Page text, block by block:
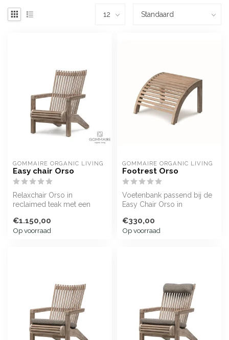
GOMMAIRE ORGANIC LIVING
Easy chair Orso
Relaxchair Orso in
reclaimed teak met een
€1.150,00
Op voorraad
GOMMAIRE ORGANIC LIVING
Footrest Orso
Voetenbank passend bij de
Easy Chair Orso in
patina
€330,00
Op voorraad